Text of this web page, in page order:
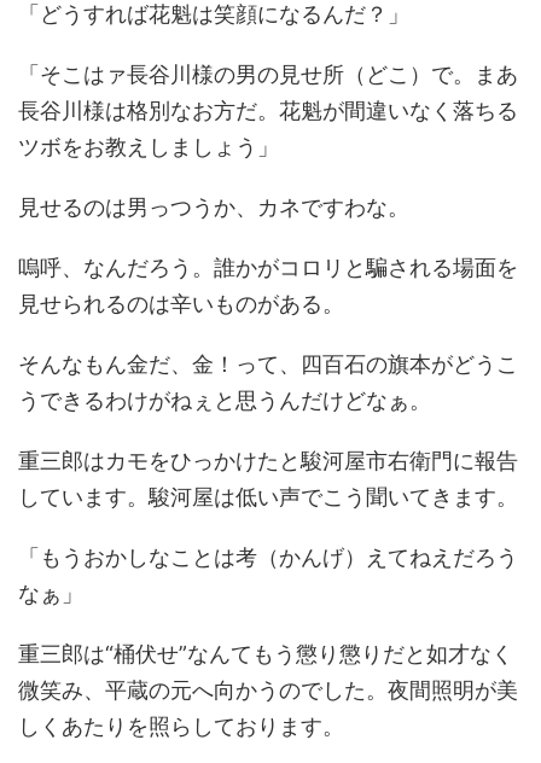
「どうすれば花魁は笑顔になるんだ？」
「そこはァ長谷川様の男の見せ所（どこ）で。まあ
長谷川様は格別なお方だ。花魁が間違いなく落ちる
ツボをお教えしましょう」
見せるのは男っつうか、カネですわな。
嗚呼、なんだろう。誰かがコロリと騙される場面を
見せられるのは辛いものがある。
そんなもん金だ、金！って、四百石の旗本がどうこ
うできるわけがねぇと思うんだけどなぁ。
重三郎はカモをひっかけたと駿河屋市右衛門に報告
しています。駿河屋は低い声でこう聞いてきます。
「もうおかしなことは考（かんげ）えてねえだろう
なぁ」
重三郎は“桶伏せ”なんてもう懲り懲りだと如才なく
微笑み、平蔵の元へ向かうのでした。夜間照明が美
しくあたりを照らしております。